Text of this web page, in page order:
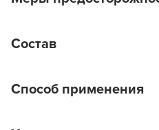
Не допускать попадания в
Состав
Propanediol, Ceteareth-20,
Способ применения